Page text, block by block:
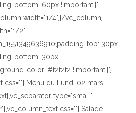
bottom: 60px !important;}"
width="1/4"][/vc_column]
2"
top: 30px
bottom: 30px
color: #f2f2f2 !important;}"]
css=""] Menu du Lundi 02 mars
type="small"
css=""] Salade